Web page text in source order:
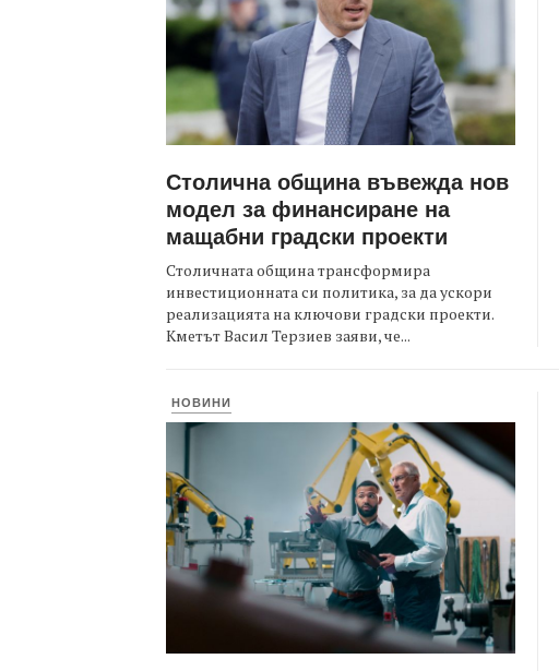
Столична община въвежда нов
модел за финансиране на
мащабни градски проекти
Столичната община трансформира
инвестиционната си политика, за да ускори
реализацията на ключови градски проекти.
Кметът Васил Терзиев заяви, че...
НОВИНИ